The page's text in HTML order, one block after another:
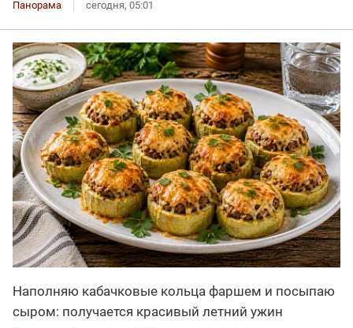
Панорама сегодня, 05:01
Наполняю кабачковые кольца фаршем и посыпаю
сыром: получается красивый летний ужин